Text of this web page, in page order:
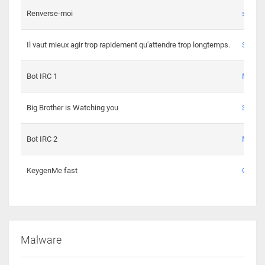
Renverse-moi s3th
Il vaut mieux agir trop rapidement qu'attendre trop longtemps. Spl3en
Bot IRC 1
Big Brother is Watching you
Bot IRC 2
KeygenMe fast Ge0
Malware